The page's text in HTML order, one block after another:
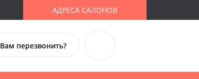
АДРЕСА САЛОНОВ
Вам перезвонить?